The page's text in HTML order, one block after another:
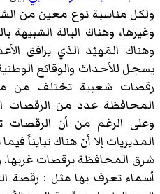
ولكل مناسبة نوع معين من
وغيرها، وهناك البالة الشبيهة
وهناك المَهيْد الذي يرافق
يسجل للأحداث والوقائع
رقصات شعبية تختلف من
المحافظة عدد من الرقصات
وعلى الرغم من أن
المديريات إلا أن هناك تبايناً
شرق المحافظة برقصات غربها.
أسماء تعرف بها مثل : رقصة